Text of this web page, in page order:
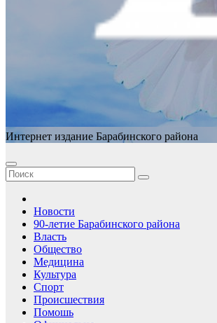
Интернет издание Барабинского района
Новости
90-летие Барабинского района
Власть
Общество
Медицина
Культура
Спорт
Происшествия
Помошь